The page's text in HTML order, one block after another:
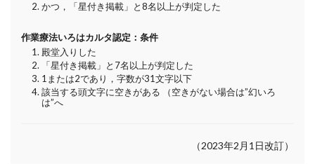
かつ，「星付き掲載」と8名以上が判定した
作業療法いろはカルタ認定：条件
殿堂入りした
「星付き掲載」と7名以上が判定した
1または2であり，字数が31文字以下
該当する頭文字に空きがある （空きがない場合は”幻いろ
は”へ
（2023年2月1日改訂）